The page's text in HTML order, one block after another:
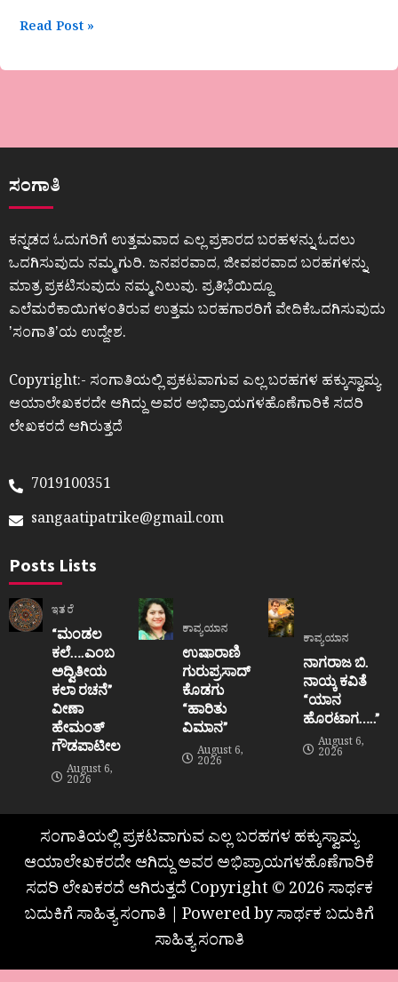
Read Post »
ಸಂಗಾತಿ
ಕನ್ನಡದ ಓದುಗರಿಗೆ ಉತ್ತಮವಾದ ಎಲ್ಲ ಪ್ರಕಾರದ ಬರಹಳನ್ನು ಓದಲು
ಒದಗಿಸುವುದು ನಮ್ಮ ಗುರಿ. ಜನಪರವಾದ, ಜೀವಪರವಾದ ಬರಹಗಳನ್ನು
ಮಾತ್ರ ಪ್ರಕಟಿಸುವುದು ನಮ್ಮ ನಿಲುವು. ಪ್ರತಿಭೆಯಿದ್ದೂ
ಎಲೆಮರೆಕಾಯಿಗಳಂತಿರುವ ಉತ್ತಮ ಬರಹಗಾರರಿಗೆ ವೇದಿಕೆಒದಗಿಸುವುದು
ʼಸಂಗಾತಿʼಯ ಉದ್ದೇಶ.
Copyright:- ಸಂಗಾತಿಯಲ್ಲಿ ಪ್ರಕಟವಾಗುವ ಎಲ್ಲ ಬರಹಗಳ ಹಕ್ಕುಸ್ವಾಮ್ಯ
ಆಯಾಲೇಖಕರದೇ ಆಗಿದ್ದು ಅವರ ಅಭಿಪ್ರಾಯಗಳಹೊಣೆಗಾರಿಕೆ ಸದರಿ
ಲೇಖಕರದೆ ಆಗಿರುತ್ತದೆ
7019100351
sangaatipatrike@gmail.com
Posts Lists
ಇತರೆ
“ಮಂಡಲ
ಕಲೆ….ಎಂಬ
ಅದ್ವಿತೀಯ
ಕಲಾ ರಚನೆ”‌
ವೀಣಾ
ಹೇಮಂತ್‌
ಗೌಡಪಾಟೀಲ
August 6,
2026
ಕಾವ್ಯಯಾನ
ಉಷಾರಾಣಿ
ಗುರುಪ್ರಸಾದ್
ಕೊಡಗು
“ಹಾರಿತು
ವಿಮಾನ”
August 6,
2026
ಕಾವ್ಯಯಾನ
ನಾಗರಾಜ ಬಿ.
ನಾಯ್ಕ ಕವಿತೆ
“ಯಾನ
ಹೊರಟಾಗ…..”
August 6,
2026
ಸಂಗಾತಿಯಲ್ಲಿ ಪ್ರಕಟವಾಗುವ ಎಲ್ಲ ಬರಹಗಳ ಹಕ್ಕುಸ್ವಾಮ್ಯ
ಆಯಾಲೇಖಕರದೇ ಆಗಿದ್ದು ಅವರ ಅಭಿಪ್ರಾಯಗಳಹೊಣೆಗಾರಿಕೆ
ಸದರಿ ಲೇಖಕರದೆ ಆಗಿರುತ್ತದೆ Copyright © 2026 ಸಾರ್ಥಕ
ಬದುಕಿಗೆ ಸಾಹಿತ್ಯ ಸಂಗಾತಿ | Powered by ಸಾರ್ಥಕ ಬದುಕಿಗೆ
ಸಾಹಿತ್ಯ ಸಂಗಾತಿ